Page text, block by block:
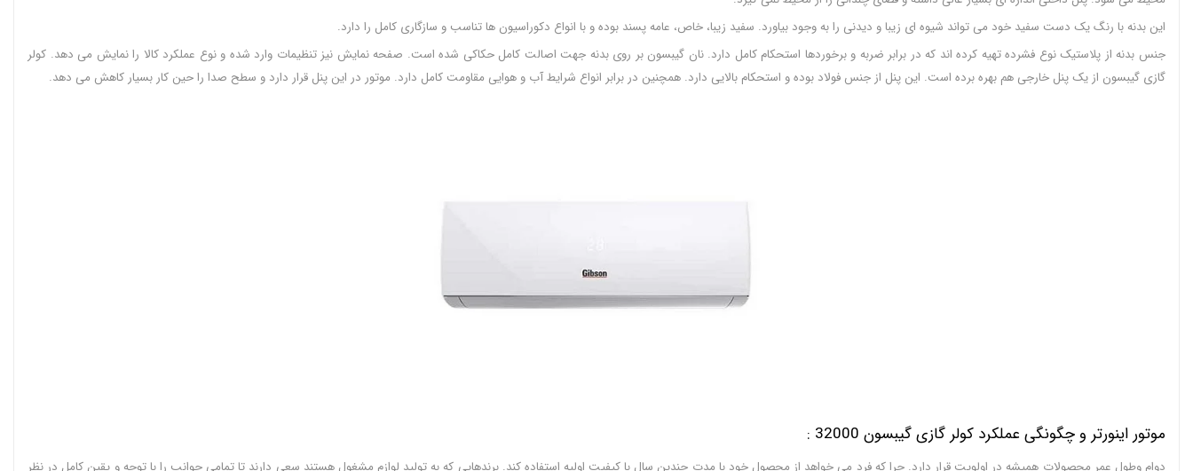
این بدنه با رنگ یک دست سفید خود می تواند شیوه ای زیبا و دیدنی را به وجود بیاورد. سفید زیبا، خاص، عامه پسند بوده و با انواع دکوراسیون ها تناسب و سازگاری کامل را دارد.
جنس بدنه از پلاستیک نوع فشرده تهیه کرده اند که در برابر ضربه و برخوردها استحکام کامل دارد. نان گیبسون بر روی بدنه جهت اصالت کامل حکاکی شده است. صفحه نمایش نیز تنظیمات وارد شده و نوع عملکرد کالا را نمایش می دهد. کولر
گازی گیبسون از یک پنل خارجی هم بهره برده است. این پنل از جنس فولاد بوده و استحکام بالایی دارد. همچنین در برابر انواع شرایط آب و هوایی مقاومت کامل دارد. موتور در این پنل قرار دارد و سطح صدا را حین کار بسیار کاهش می دهد.
موتور اینورتر و چگونگی عملکرد کولر گازی گیبسون 32000 :
دوام و‌طول عمر محصولات همیشه در اولویت قرار دارد. چرا که فرد می خواهد از محصول خود با مدت چندین سال با کیفیت اولیه استفاده کند. برندهایی که به تولید لوازم مشغول هستند سعی دارند تا تمامی جوانب را با توجه و یقین کامل در نظر